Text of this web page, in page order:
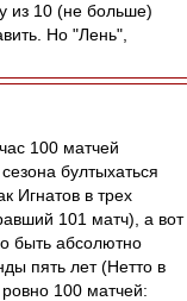
из 10 (не больше)
Но "Лень",
100 матчей
бултыхаться
Игнатов в трех
101 матч), а вот
быть абсолютно
пять лет (Нетто в
100 матчей: